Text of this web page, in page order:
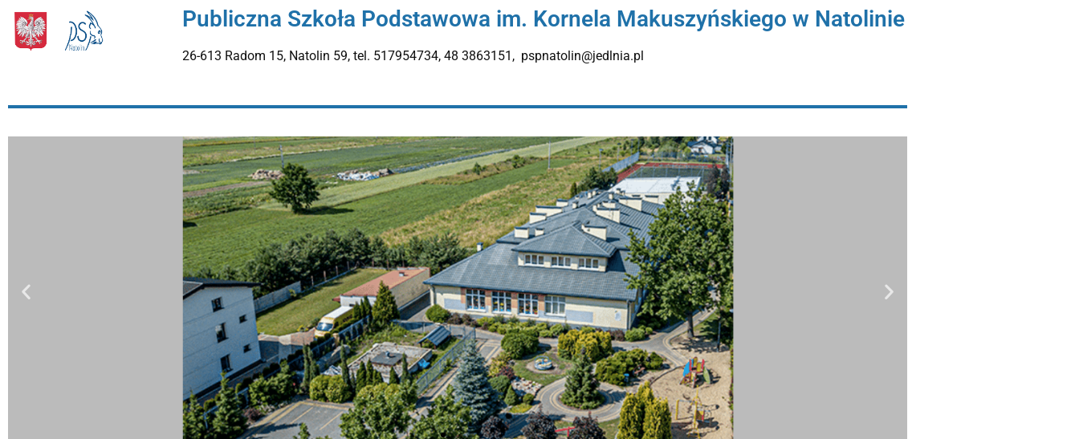
Publiczna Szkoła Podstawowa im. Kornela Makuszyńskiego w Natolinie
26-613 Radom 15, Natolin 59, tel. 517954734, 48 3863151, pspnatolin@jedlnia.pl